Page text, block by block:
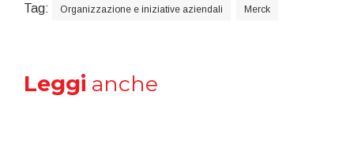
Tag: Organizzazione e iniziative aziendali Merck
Leggi anche